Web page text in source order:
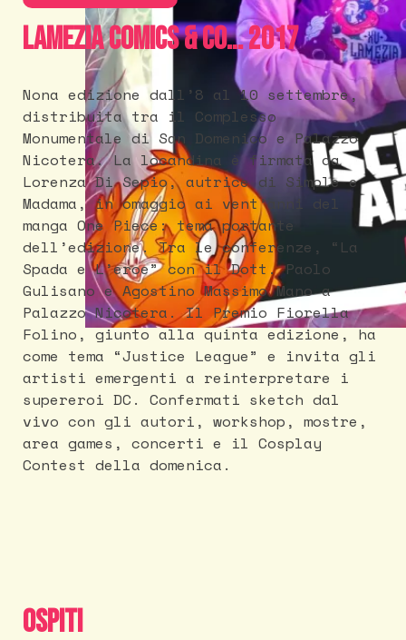
Lamezia Comics & Co... 2017
Nona edizione dall’8 al 10 settembre,
distribuita tra il Complesso
Monumentale di San Domenico e Palazzo
Nicotera. La locandina è firmata da
Lorenza Di Sepio, autrice di Simple e
Madama, in omaggio ai vent’anni del
manga One Piece: tema portante
dell’edizione. Tra le conferenze, “La
Spada e L’eroe” con il Dott. Paolo
Gulisano e Agostino Massimo Mano a
Palazzo Nicotera. Il Premio Fiorella
Folino, giunto alla quinta edizione, ha
come tema “Justice League” e invita gli
artisti emergenti a reinterpretare i
supereroi DC. Confermati sketch dal
vivo con gli autori, workshop, mostre,
area games, concerti e il Cosplay
Contest della domenica.
Ospiti